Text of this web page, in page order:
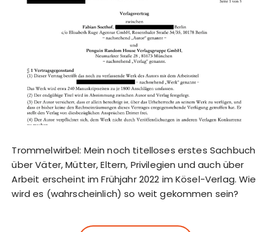
Trommelwirbel: Mein noch titelloses erstes Sachbuch
über Väter, Mütter, Eltern, Privilegien und auch über
Arbeit erscheint im Frühjahr 2022 im Kösel-Verlag. Wie
wird es (wahrscheinlich) so weit gekommen sein?